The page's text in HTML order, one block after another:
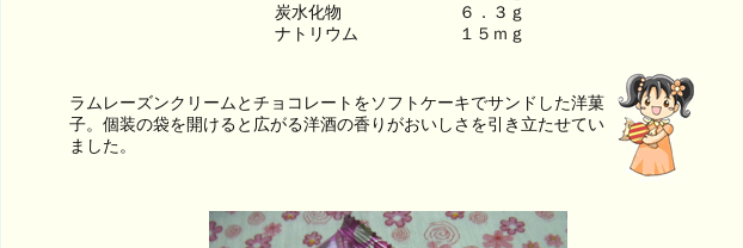
炭水化物　　　　　　　６．３ｇ
ナトリウム　　　　　　１５ｍｇ
ラムレーズンクリームとチョコレートをソフトケーキでサンドした洋菓
子。個装の袋を開けると広がる洋酒の香りがおいしさを引き立たせてい
ました。